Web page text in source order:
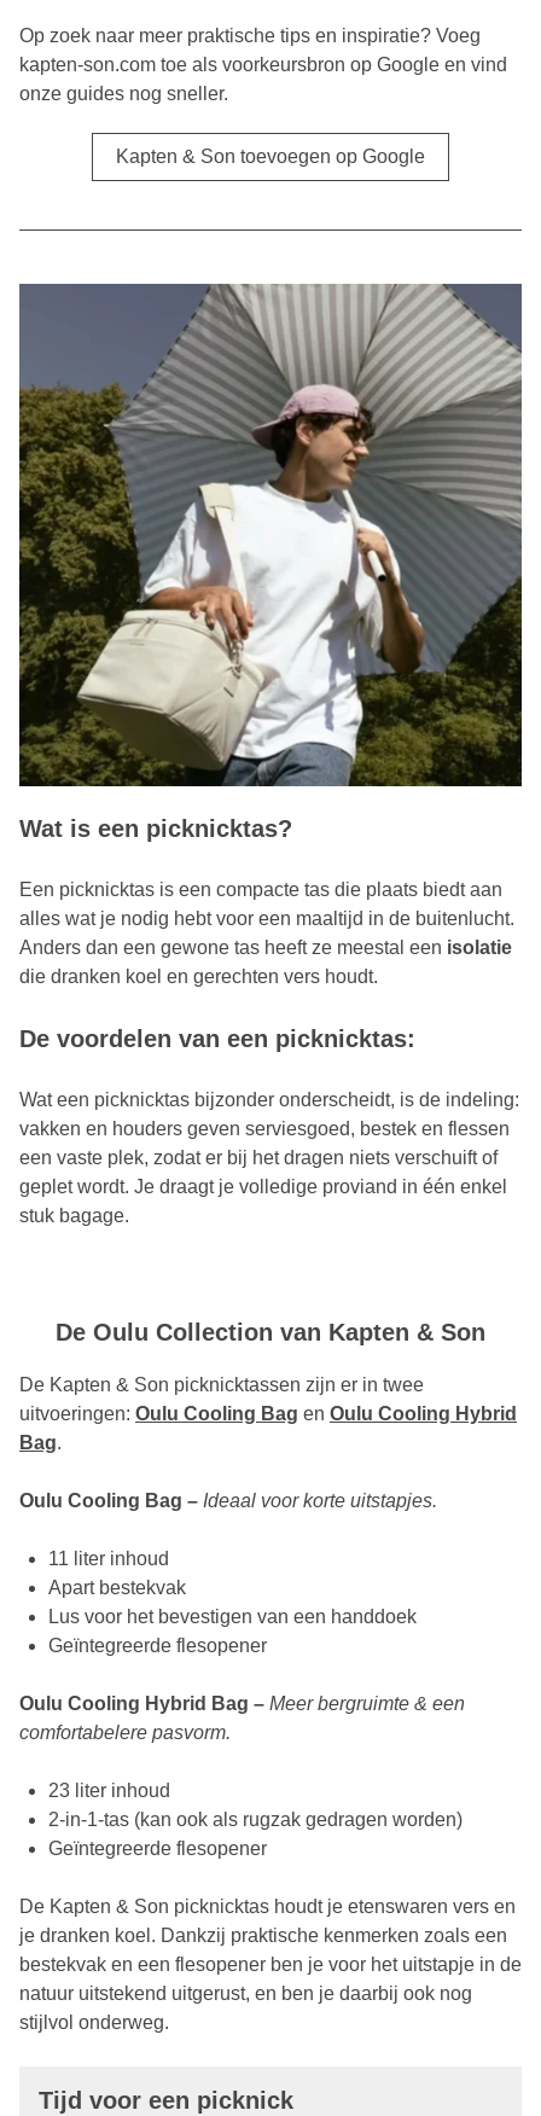
Op zoek naar meer praktische tips en inspiratie? Voeg
kapten-son.com toe als voorkeursbron op Google en vind
onze guides nog sneller.
Kapten & Son toevoegen op Google
Wat is een picknicktas?
Een picknicktas is een compacte tas die plaats biedt aan
alles wat je nodig hebt voor een maaltijd in de buitenlucht.
Anders dan een gewone tas heeft ze meestal een isolatie
die dranken koel en gerechten vers houdt.
De voordelen van een picknicktas:
Wat een picknicktas bijzonder onderscheidt, is de indeling:
vakken en houders geven serviesgoed, bestek en flessen
een vaste plek, zodat er bij het dragen niets verschuift of
geplet wordt. Je draagt je volledige proviand in één enkel
stuk bagage.
De Oulu Collection van Kapten & Son
De Kapten & Son picknicktassen zijn er in twee
uitvoeringen: Oulu Cooling Bag en Oulu Cooling Hybrid
Bag.
Oulu Cooling Bag – Ideaal voor korte uitstapjes.
11 liter inhoud
Apart bestekvak
Lus voor het bevestigen van een handdoek
Geïntegreerde flesopener
Oulu Cooling Hybrid Bag – Meer bergruimte & een
comfortabelere pasvorm.
23 liter inhoud
2-in-1-tas (kan ook als rugzak gedragen worden)
Geïntegreerde flesopener
De Kapten & Son picknicktas houdt je etenswaren vers en
je dranken koel. Dankzij praktische kenmerken zoals een
bestekvak en een flesopener ben je voor het uitstapje in de
natuur uitstekend uitgerust, en ben je daarbij ook nog
stijlvol onderweg.
Tijd voor een picknick